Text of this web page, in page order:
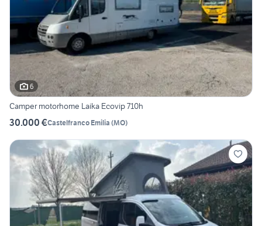
6
Camper motorhome Laika Ecovip 710h
30.000 €Castelfranco Emilia (MO)